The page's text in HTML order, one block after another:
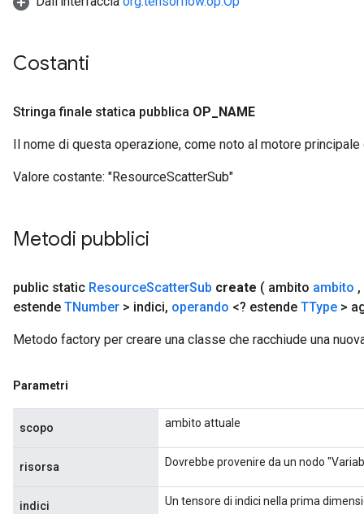
Costanti
Stringa finale statica pubblica OP NAME
Il nome di questa operazione, come noto al motore
Valore costante: "ResourceScatterSub"
Metodi pubblici
public static ResourceScatterSub create ( ambito ambito ,
estende TNumber > indici, operando <? estende TType >
Metodo factory per creare una classe che racchiude una
Parametri
scopo ambito attuale
risorsa Dovrebbe provenire da un nodo
indici Un tensore di indici nella prima